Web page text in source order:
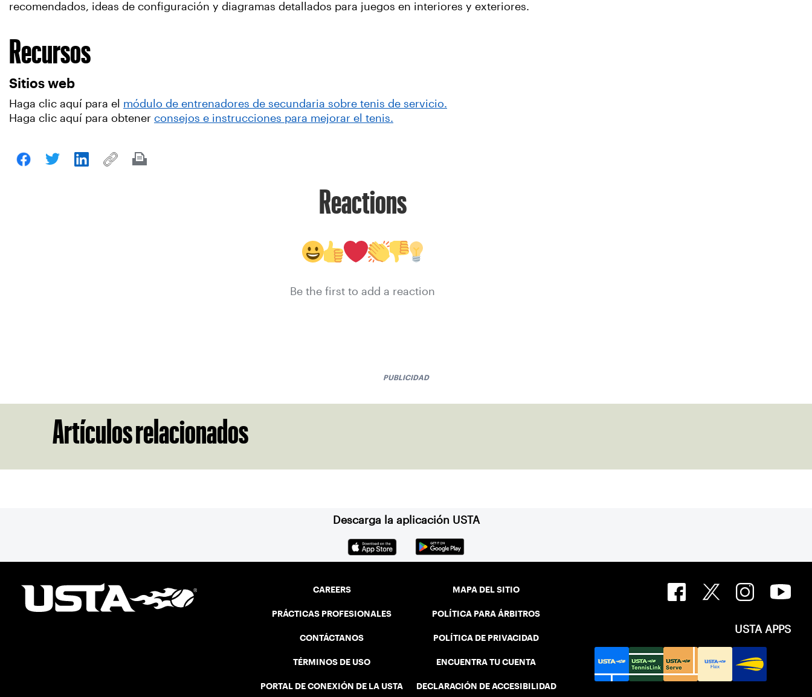
recomendados, ideas de configuración y diagramas detallados para juegos en interiores y exteriores.
Recursos
Sitios web
Haga clic aquí para el módulo de entrenadores de secundaria sobre tenis de servicio.
Haga clic aquí para obtener consejos e instrucciones para mejorar el tenis.
Reactions
Be the first to add a reaction
PUBLICIDAD
Artículos relacionados
Descarga la aplicación USTA
CAREERS
PRÁCTICAS PROFESIONALES
CONTÁCTANOS
TÉRMINOS DE USO
PORTAL DE CONEXIÓN DE LA USTA
MAPA DEL SITIO
POLÍTICA PARA ÁRBITROS
POLÍTICA DE PRIVACIDAD
ENCUENTRA TU CUENTA
DECLARACIÓN DE ACCESIBILIDAD
USTA APPS